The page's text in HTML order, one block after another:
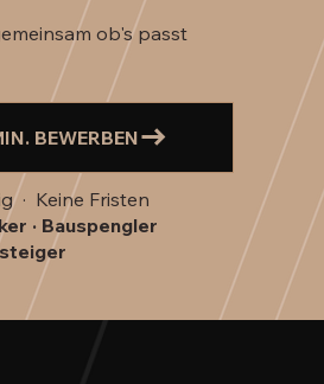
ob's passt
· Keine Fristen
· Bauspengler